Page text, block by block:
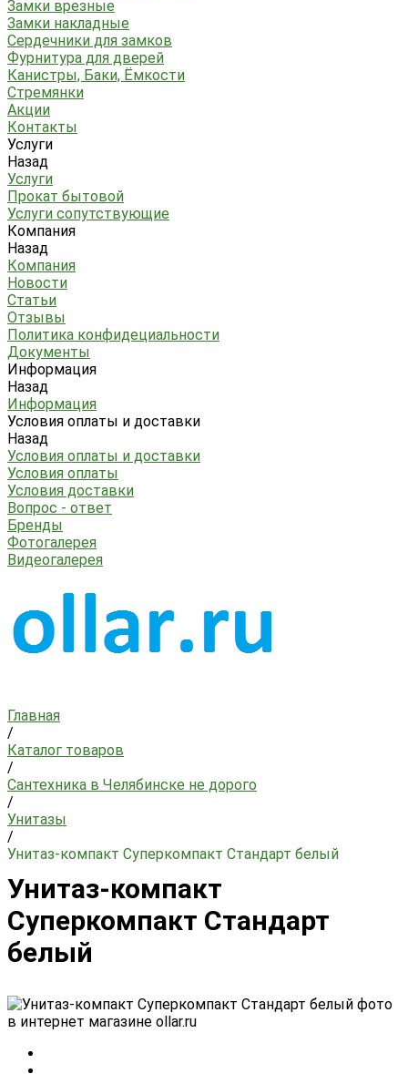
Замки врезные
Замки накладные
Сердечники для замков
Фурнитура для дверей
Канистры, Баки, Ёмкости
Стремянки
Акции
Контакты
Услуги
Назад
Услуги
Прокат бытовой
Услуги сопутствующие
Компания
Назад
Компания
Новости
Статьи
Отзывы
Политика конфидециальности
Документы
Информация
Назад
Информация
Условия оплаты и доставки
Назад
Условия оплаты и доставки
Условия оплаты
Условия доставки
Вопрос - ответ
Бренды
Фотогалерея
Видеогалерея
Главная
/
Каталог товаров
/
Сантехника в Челябинске не дорого
/
Унитазы
/
Унитаз-компакт Суперкомпакт Стандарт белый
Унитаз-компакт
Суперкомпакт Стандарт
белый